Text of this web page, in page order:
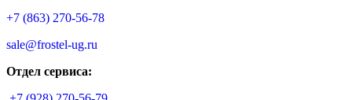
+7 (863) 270-56-78
sale@frostel-ug.ru
Отдел сервиса: